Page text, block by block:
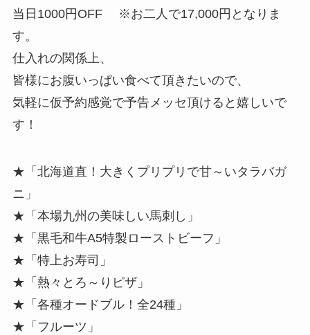
当日1000円OFF ※お二人で17,000円となりま
す。
仕入れの関係上、
皆様にお腹いっぱい食べて頂きたいので、
気軽に仮予約感覚で予告メッセ頂けると嬉しいで
す！
★「北海道直！大きくプリプリで甘～いタラバガ
ニ」
★「本場九州の美味しい馬刺し」
★「黒毛和牛A5特製ローストビーフ」
★「特上お寿司」
★「熱々とろ～りピザ」
★「各種オードブル！全24種」
★「フルーツ」